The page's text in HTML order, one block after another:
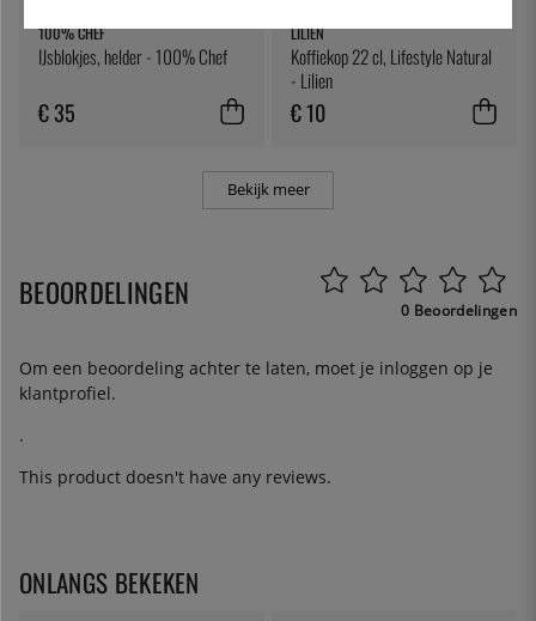
100% CHEF
IJsblokjes, helder - 100% Chef
€ 35
LILIEN
Koffiekop 22 cl, Lifestyle Natural
- Lilien
€ 10
Bekijk meer
BEOORDELINGEN 0 Beoordelingen
Om een beoordeling achter te laten, moet je inloggen op je
klantprofiel.
.
This product doesn't have any reviews.
ONLANGS BEKEKEN